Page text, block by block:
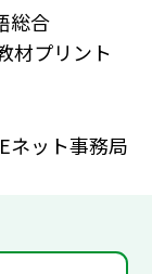
総合
材プリント
ット事務局